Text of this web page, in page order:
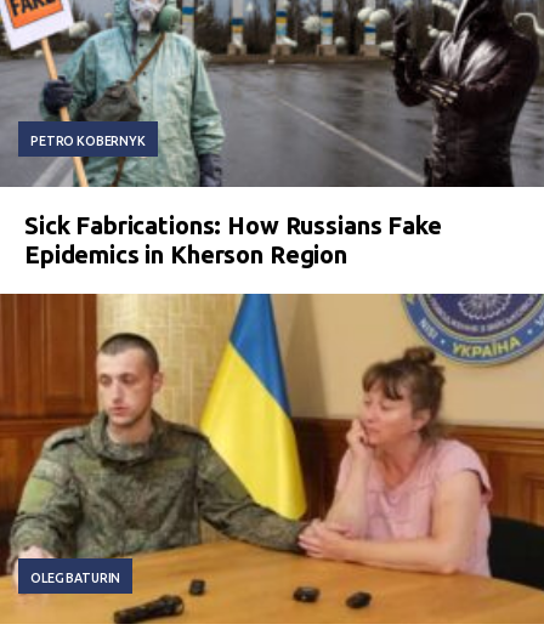
PETRO KOBERNYK
Sick Fabrications: How Russians Fake
Epidemics in Kherson Region
OLEG BATURIN